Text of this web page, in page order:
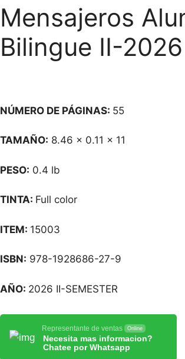
Mensajeros
Bilingue II-2026
NÚMERO DE PÁGINAS: 55
TAMAÑO: 8.46 x 0.11 x 11
PESO: 0.4 lb
TINTA: Full color
ITEM: 15003
ISBN: 978-1928686-27-9
AÑO: 2026 II-SEMESTER
Representante de ventas Online
Necesita mas informacion?
Chatee por Whatsapp